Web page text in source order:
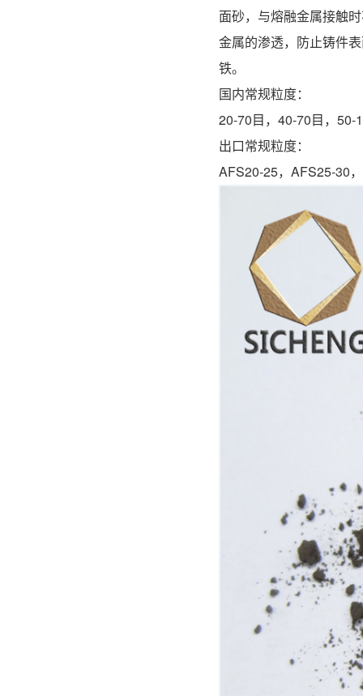
面砂，与熔融金属接触
金属的渗透，防止铸件
铁。
国内常
20-70目，40-70目，50-
出口常
AFS20-25，AFS25-30